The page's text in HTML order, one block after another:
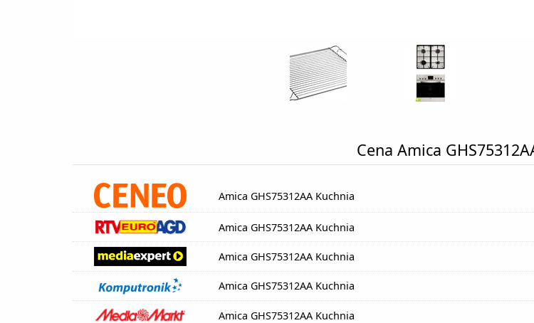
Cena Amica
Amica GHS75312AA Kuchnia
Amica GHS75312AA Kuchnia
Amica GHS75312AA Kuchnia
Amica GHS75312AA Kuchnia
Amica GHS75312AA Kuchnia